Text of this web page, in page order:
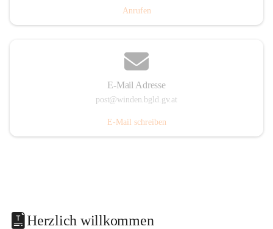
Anrufen
E-Mail Adresse
post@winden.bgld.gv.at
E-Mail schreiben
Herzlich willkommen